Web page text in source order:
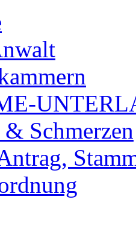
& Schmerzen